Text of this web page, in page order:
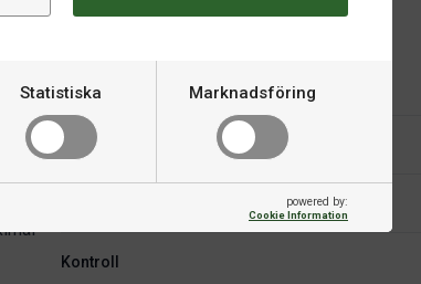
Statistiska Marknadsföring
powered by:
Cookie Information
ger
Om produkten
Kategori
Material
Kontroll